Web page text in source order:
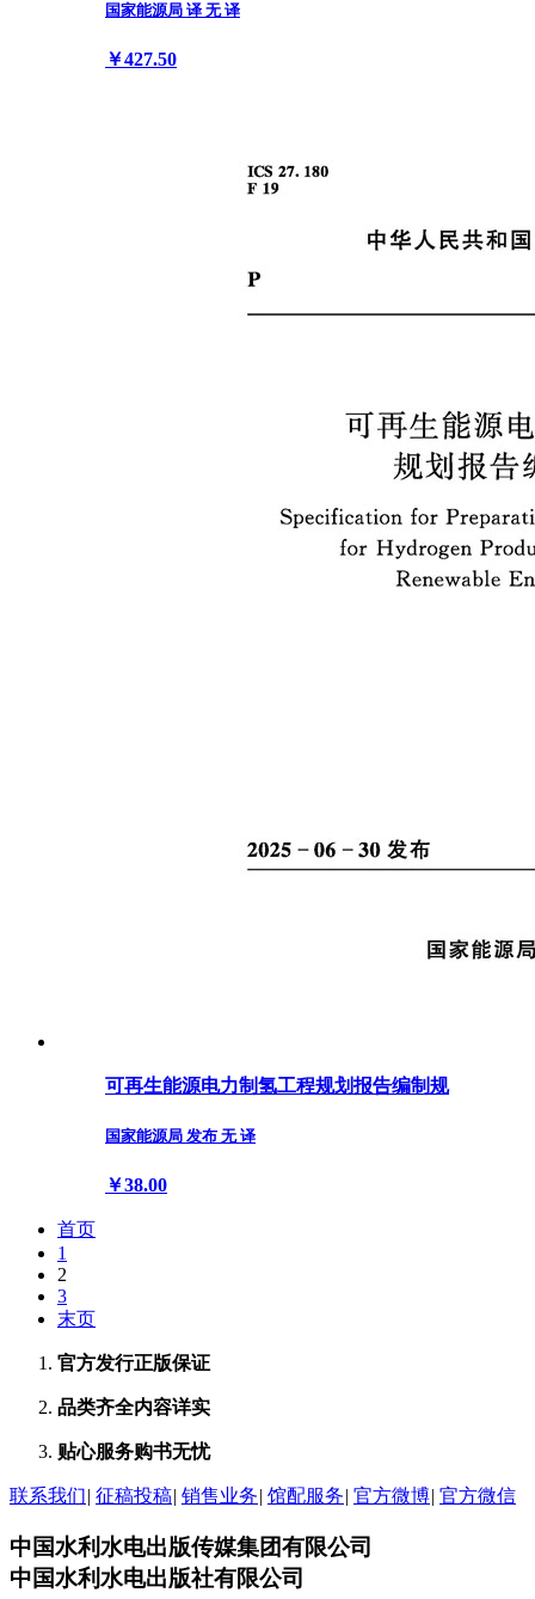
国家能源局 译 无 译
￥427.50
可再生能源电力制氢工程规划报告编制规
国家能源局 发布 无 译
￥38.00
首页
1
2
3
末页
官方发行正版保证
品类齐全内容详实
贴心服务购书无忧
联系我们| 征稿投稿| 销售业务| 馆配服务| 官方微博| 官方微信
中国水利水电出版传媒集团有限公司
中国水利水电出版社有限公司